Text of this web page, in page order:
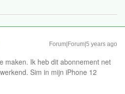
Forum|Forum|5 years ago
maken. Ik heb dit abonnement net
Sim in mijn iPhone 12